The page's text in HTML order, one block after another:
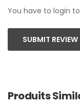
You have to login
SUBMIT REVIEW
Produits